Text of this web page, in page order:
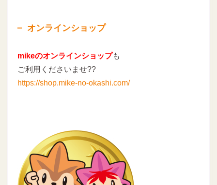
オンラインショップ
mikeのオンラインショップも
ご利用くださいませ??
https://shop.mike-no-okashi.com/